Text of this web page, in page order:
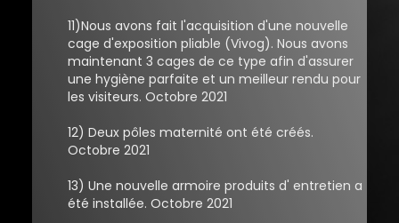
11)Nous avons fait l'acquisition d'une nouvelle
cage d'exposition pliable (Vivog). Nous avons
maintenant 3 cages de ce type afin d'assurer
une hygiène parfaite et un meilleur rendu pour
les visiteurs. Octobre 2021
12) Deux pôles maternité ont été créés.
Octobre 2021
13) Une nouvelle armoire produits d' entretien a
été installée. Octobre 2021